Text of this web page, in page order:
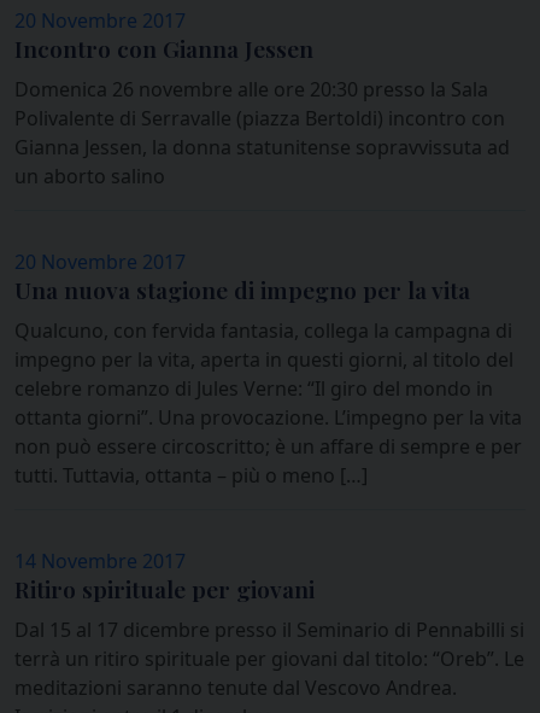
20 Novembre 2017
Incontro con Gianna Jessen
Domenica 26 novembre alle ore 20:30 presso la Sala
Polivalente di Serravalle (piazza Bertoldi) incontro con
Gianna Jessen, la donna statunitense sopravvissuta ad
un aborto salino
20 Novembre 2017
Una nuova stagione di impegno per la vita
Qualcuno, con fervida fantasia, collega la campagna di
impegno per la vita, aperta in questi giorni, al titolo del
celebre romanzo di Jules Verne: “Il giro del mondo in
ottanta giorni”. Una provocazione. L’impegno per la vita
non può essere circoscritto; è un affare di sempre e per
tutti. Tuttavia, ottanta – più o meno […]
14 Novembre 2017
Ritiro spirituale per giovani
Dal 15 al 17 dicembre presso il Seminario di Pennabilli si
terrà un ritiro spirituale per giovani dal titolo: “Oreb”. Le
meditazioni saranno tenute dal Vescovo Andrea.